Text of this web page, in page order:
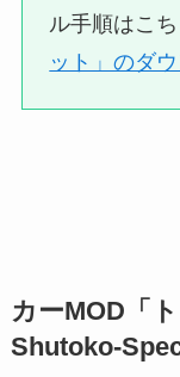
ル手順はこ
ット」のダ
カーMOD「
Shutoko-